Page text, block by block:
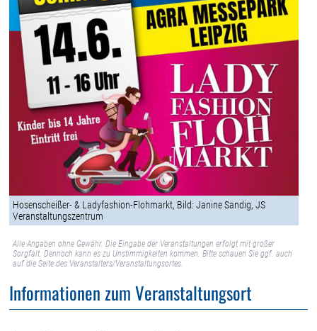
Hosenscheißer- & Ladyfashion-Flohmarkt, Bild: Janine Sandig, JS
Veranstaltungszentrum
Alle Angaben ohne Gewähr. Die Eingabe der Veranstaltungen erfolgt mit großer
Sorgfalt. Dennoch kann es zu Unstimmigkeiten kommen. Bitte schauen Sie ggf. auch
auf die Seite des Veranstalters/Veranstaltungsortes.
Informationen zum Veranstaltungsort